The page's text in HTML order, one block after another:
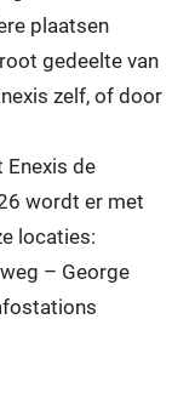
plaatsen
gedeelte van
zelf, of door
Enexis de
wordt er met
locaties:
– George